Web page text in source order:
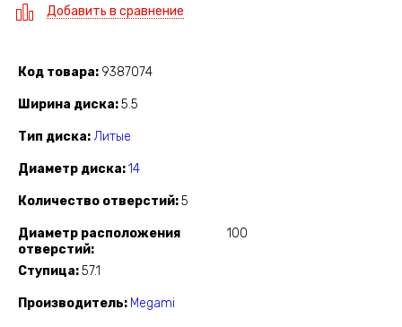
Добавить в сравнение
Код товара 9387074
Ширина диска 5.5
Тип диска Литые
Диаметр диска 14
Количество отверстий 5
Диаметр расположения
отверстий
100
Ступица 57.1
Производитель Megami